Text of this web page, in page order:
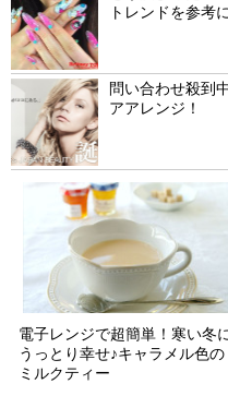
トレンドを参考に
問い合わせ殺到
アアレンジ！
電子レンジで超簡単！寒い冬
うっとり幸せ♪キャラメル色の
ミルクティー